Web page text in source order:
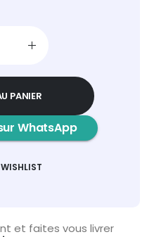
PANIER
WhatsApp
et faites vous livrer